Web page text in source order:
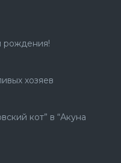
рождения!
хозяев
кот” в “Акуна